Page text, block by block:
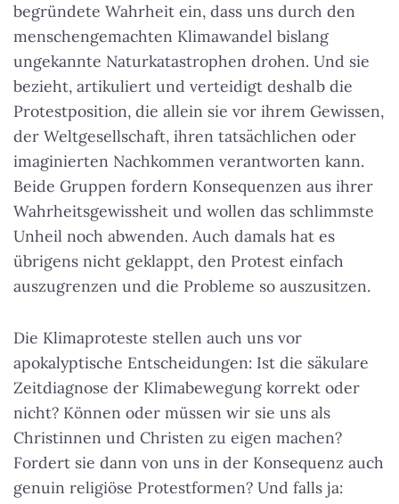
begründete Wahrheit ein, dass uns durch den
menschengemachten Klimawandel bislang
ungekannte Naturkatastrophen drohen. Und sie
bezieht, artikuliert und verteidigt deshalb die
Protestposition, die allein sie vor ihrem Gewissen,
der Weltgesellschaft, ihren tatsächlichen oder
imaginierten Nachkommen verantworten kann.
Beide Gruppen fordern Konsequenzen aus ihrer
Wahrheitsgewissheit und wollen das schlimmste
Unheil noch abwenden. Auch damals hat es
übrigens nicht geklappt, den Protest einfach
auszugrenzen und die Probleme so auszusitzen.
Die Klimaproteste stellen auch uns vor
apokalyptische Entscheidungen: Ist die säkulare
Zeitdiagnose der Klimabewegung korrekt oder
nicht? Können oder müssen wir sie uns als
Christinnen und Christen zu eigen machen?
Fordert sie dann von uns in der Konsequenz auch
genuin religiöse Protestformen? Und falls ja: